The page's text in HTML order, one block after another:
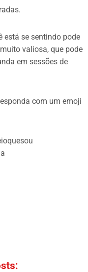
está se sentindo pode
valiosa, que pode
em sessões de
com um emoji